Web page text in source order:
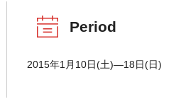
Period
2015年1月10日(土)―18日(日)